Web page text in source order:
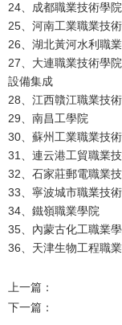
24、成都職業技
25、河南工業職業
26、湖北黃河水利
27、大連職業技
設備集成
28、江西贛江職業
29、南昌工學
30、蘇州工業職業
31、連云港工貿職
32、石家莊郵電職
33、寧波城市職業
34、鐵嶺職業
35、內蒙古化工
36、天津生物工程
上一篇：
下一篇：